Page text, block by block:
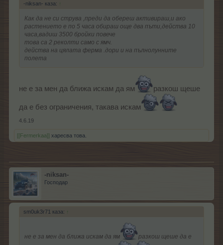
-niksan- каза: ↑
Как да не си струва ,преди да обереш активираш,и ако
растението е по 5 часа обираш още два пъти,действа 10
часа,вадиш 3500 бройки повече
това са 2 реколти само с ямч.
действа на цялата ферма .дори и на пълнолунните
полета
не е за мен да ближа искам да ям разкош щеше
да е без ограничения, такава искам
4.6.19
[[Fermerkaa]] харесва това.
-niksan-
Господар
sm0uk3r71 каза: ↑
не е за мен да ближа искам да ям разкош щеше да е